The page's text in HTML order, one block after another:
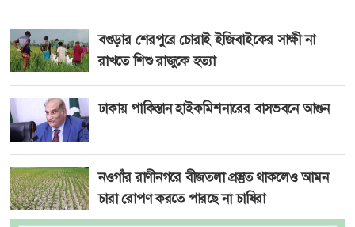
বগুড়ার শেরপুরে চোরাই ইজিবাইকের সাক্ষী না
রাখতে শিশু রাজুকে হত্যা
ঢাকায় পাকিস্তান হাইকমিশনারের বাসভবনে আগুন
নওগাঁর রাণীনগরে বীজতলা প্রস্তুত থাকলেও আমন
চারা রোপণ করতে পারছে না চাষিরা